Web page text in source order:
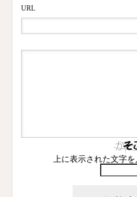
URL
上に表示された文字